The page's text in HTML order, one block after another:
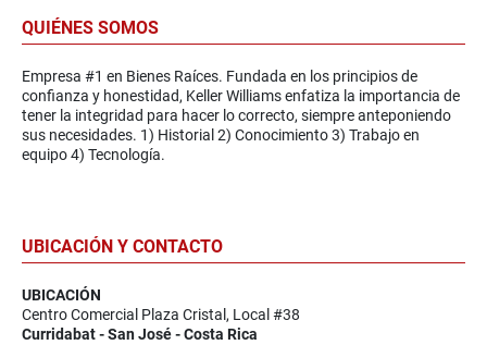
QUIÉNES SOMOS
Empresa #1 en Bienes Raíces. Fundada en los principios de
confianza y honestidad, Keller Williams enfatiza la importancia de
tener la integridad para hacer lo correcto, siempre anteponiendo
sus necesidades. 1) Historial 2) Conocimiento 3) Trabajo en
equipo 4) Tecnología.
UBICACIÓN Y CONTACTO
UBICACIÓN
Centro Comercial Plaza Cristal, Local #38
Curridabat - San José - Costa Rica